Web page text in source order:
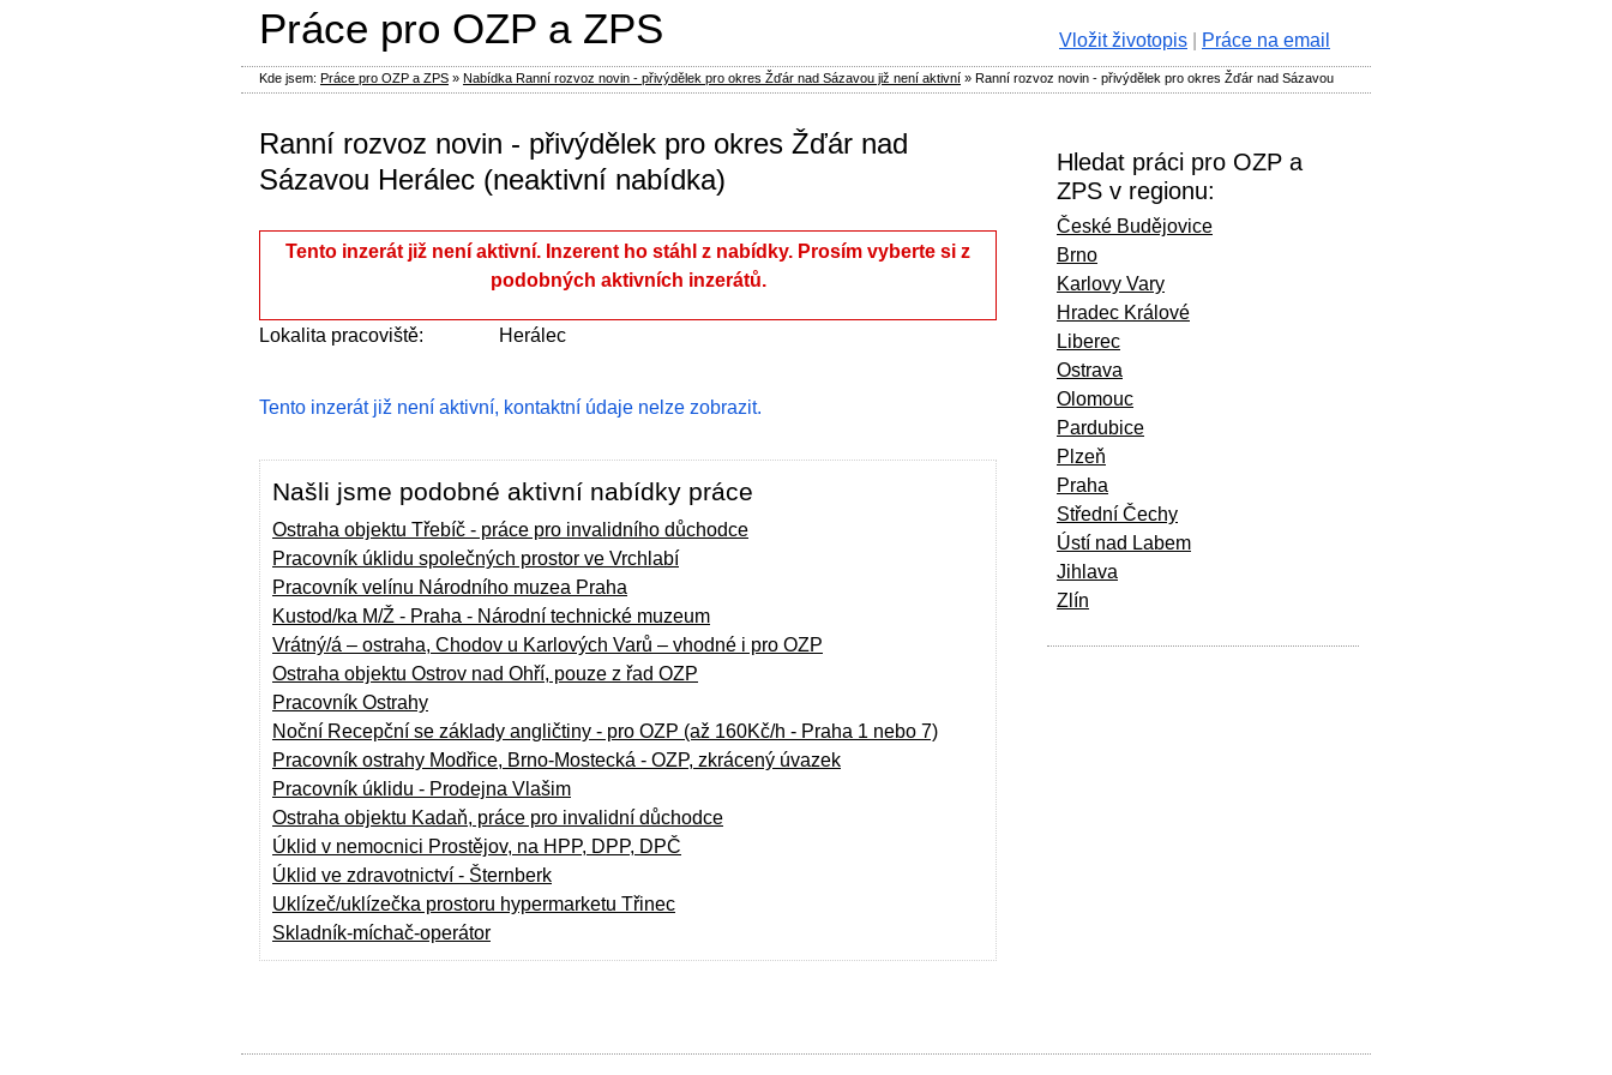
Ranní rozvoz novin - přivýdělek pro okres Žďár nad
Sázavou Herálec (neaktivní nabídka)
Tento inzerát již není aktivní. Inzerent ho stáhl z nabídky. Prosím vyberte si z
podobných aktivních inzerátů.
Lokalita pracoviště: Herálec
Tento inzerát již není aktivní, kontaktní údaje nelze zobrazit.
Našli jsme podobné aktivní nabídky práce
Ostraha objektu Třebíč - práce pro invalidního důchodce
Pracovník úklidu společných prostor ve Vrchlabí
Pracovník velínu Národního muzea Praha
Kustod/ka M/Ž - Praha - Národní technické muzeum
Vrátný/á – ostraha, Chodov u Karlových Varů – vhodné i pro OZP
Ostraha objektu Ostrov nad Ohří, pouze z řad OZP
Pracovník Ostrahy
Noční Recepční se základy angličtiny - pro OZP (až 160Kč/h - Praha 1 nebo 7)
Pracovník ostrahy Modřice, Brno-Mostecká - OZP, zkrácený úvazek
Pracovník úklidu - Prodejna Vlašim
Ostraha objektu Kadaň, práce pro invalidní důchodce
Úklid v nemocnici Prostějov, na HPP, DPP, DPČ
Úklid ve zdravotnictví - Šternberk
Uklízeč/uklízečka prostoru hypermarketu Třinec
Skladník-míchač-operátor
Hledat práci pro OZP a
ZPS v regionu:
České Budějovice
Brno
Karlovy Vary
Hradec Králové
Liberec
Ostrava
Olomouc
Pardubice
Plzeň
Praha
Střední Čechy
Ústí nad Labem
Jihlava
Zlín
Práce pro OZP a ZPS Vložit životopis Práce na email
Kde jsem: Práce pro OZP a ZPS » Nabídka Ranní rozvoz novin - přivýdělek pro okres Žďár nad Sázavou již není aktivní » Ranní rozvoz novin - přivýdělek pro okres Žďár nad Sázavou